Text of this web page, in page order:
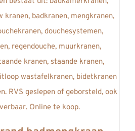
INFO
CONTACT